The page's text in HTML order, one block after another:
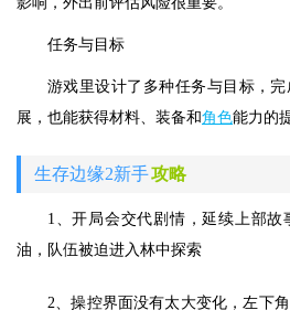
任务与目标
游戏里设计了多种任务与目标，
展，也能获得材料、装备和角色能力的
生存边缘2新手攻略
1、开局会交代剧情，延续上部
油，队伍被迫进入林中探索
2、操控界面没有太大变化，左下